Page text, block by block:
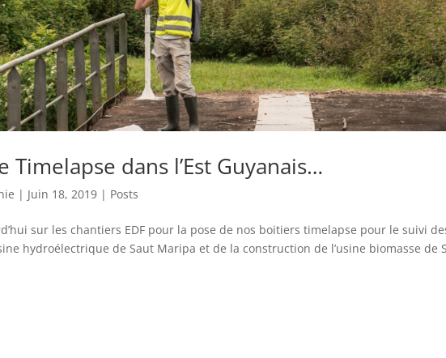
Timelapse dans l’Est Guyanais…
| Juin 18, 2019 | Posts
sur les chantiers EDF pour la pose de nos boitiers timelapse pour le suivi
hydroélectrique de Saut Maripa et de la construction de l’usine biomasse de